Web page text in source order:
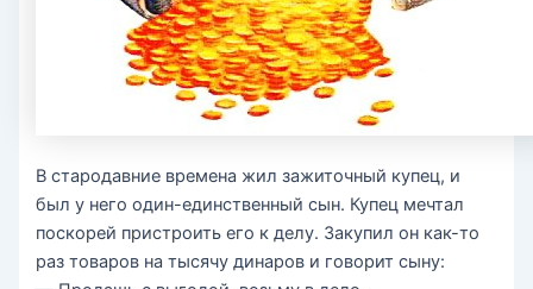
В стародавние времена жил зажиточный купец, и
был у него один-единственный сын. Купец мечтал
поскорей пристроить его к делу. Закупил он как-то
раз товаров на тысячу динаров и говорит сыну: